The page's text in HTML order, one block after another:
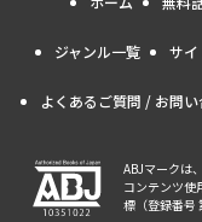
ジャンル一覧 サイ
よくあるご質問 / お問
ABJマークは
コンテンツ使
標（登録番号